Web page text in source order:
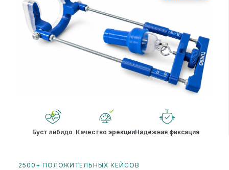
Буст либидо Качество эрекцииНадёжная фиксация
2500+ ПОЛОЖИТЕЛЬНЫХ КЕЙСОВ